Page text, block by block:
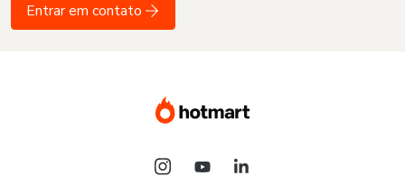
Entrar em contato